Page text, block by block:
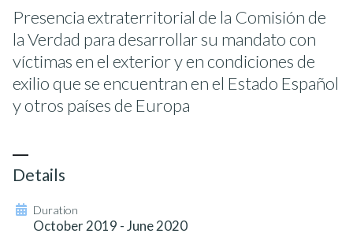
Presencia extraterritorial de la Comisión de
la Verdad para desarrollar su mandato con
víctimas en el exterior y en condiciones de
exilio que se encuentran en el Estado Español
y otros países de Europa
Details
Duration
October 2019 - June 2020